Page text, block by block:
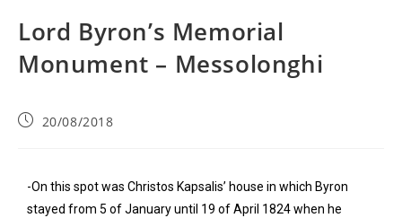
Lord Byron’s Memorial
Monument – Messolonghi
20/08/2018
-On this spot was Christos Kapsalis’ house in which Byron
stayed from 5 of January until 19 of April 1824 when he